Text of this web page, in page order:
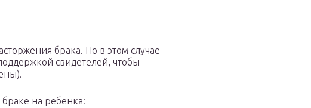
брака. Но в этом случае
свидетелей, чтобы
браке на ребенка: